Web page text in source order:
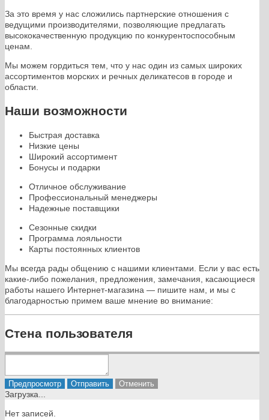
За это время у нас сложились партнерские отношения с
ведущими производителями, позволяющие предлагать
высококачественную продукцию по конкурентоспособным
ценам.
Мы можем гордиться тем, что у нас один из самых широких
ассортиментов морских и речных деликатесов в городе и
области.
Наши возможности
Быстрая доставка
Низкие цены
Широкий ассортимент
Бонусы и подарки
Отличное обслуживание
Профессиональный менеджеры
Надежные поставщики
Сезонные скидки
Программа лояльности
Карты постоянных клиентов
Мы всегда рады общению с нашими клиентами. Если у вас есть
какие-либо пожелания, предложения, замечания, касающиеся
работы нашего Интернет-магазина — пишите нам, и мы с
благодарностью примем ваше мнение во внимание:
Стена пользователя
Загрузка...
Нет записей.